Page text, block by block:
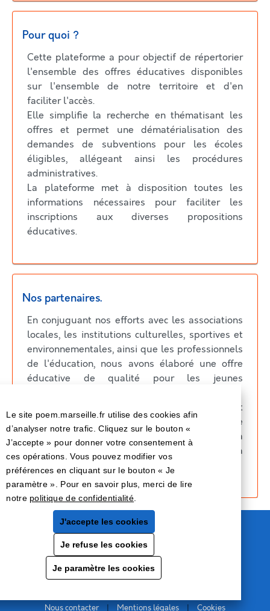
Le site poem.marseille.fr utilise des cookies afin
d’analyser notre trafic. Cliquez sur le bouton «
J’accepte » pour donner votre consentement à
ces opérations. Vous pouvez modifier vos
préférences en cliquant sur le bouton « Je
paramètre ». Pour en savoir plus, merci de lire
notre politique de confidentialité.
J'accepte les cookies
Je refuse les cookies
Je paramètre les cookies
Pour quoi ?
Cette plateforme a pour objectif de répertorier
l'ensemble des offres éducatives disponibles
sur l'ensemble de notre territoire et d'en
faciliter l'accès.
Elle simplifie la recherche en thématisant les
offres et permet une dématérialisation des
demandes de subventions pour les écoles
éligibles, allégeant ainsi les procédures
administratives.
La plateforme met à disposition toutes les
informations nécessaires pour faciliter les
inscriptions aux diverses propositions
éducatives.
Nos partenaires.
En conjuguant nos efforts avec les associations
locales, les institutions culturelles, sportives et
environnementales, ainsi que les professionnels
de l'éducation, nous avons élaboré une offre
éducative de qualité pour les jeunes
Cette démarche témoigne de notre engagement
envers l'accompagnement éducatif à travers le
renforcement des liens entre l'éducation, la
culture, la santé, le sport, l'environnement et la
citoyenneté.
Hôtel de ville
13233 Marseille cedex 20
Tél : 04 91 55 11 11
Nous contacter Mentions légales Cookies